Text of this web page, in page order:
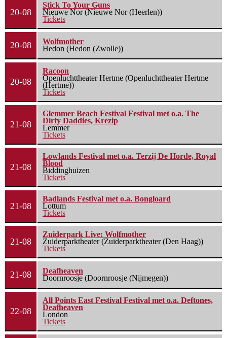
20-08
Stick To Your Guns
Nieuwe Nor (Nieuwe Nor (Heerlen))
Tickets
20-08
Wolfmother
Hedon (Hedon (Zwolle))
20-08
Racoon
Openluchttheater Hertme (Openluchttheater Hertme
(Hertme))
Tickets
21-08
Glemmer Beach Festival Festival met o.a. The
Dirty Daddies, Krezip
Lemmer
Tickets
21-08
Lowlands Festival met o.a. Terzij De Horde, Royal
Blood
Biddinghuizen
Tickets
21-08
Badlands Festival met o.a. Bongloard
Lottum
Tickets
21-08
Zuiderpark Live: Wolfmother
Zuiderparktheater (Zuiderparktheater (Den Haag))
Tickets
21-08
Deafheaven
Doornroosje (Doornroosje (Nijmegen))
22-08
All Points East Festival Festival met o.a. Deftones,
Deafheaven
London
Tickets